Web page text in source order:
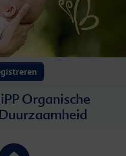
Organische